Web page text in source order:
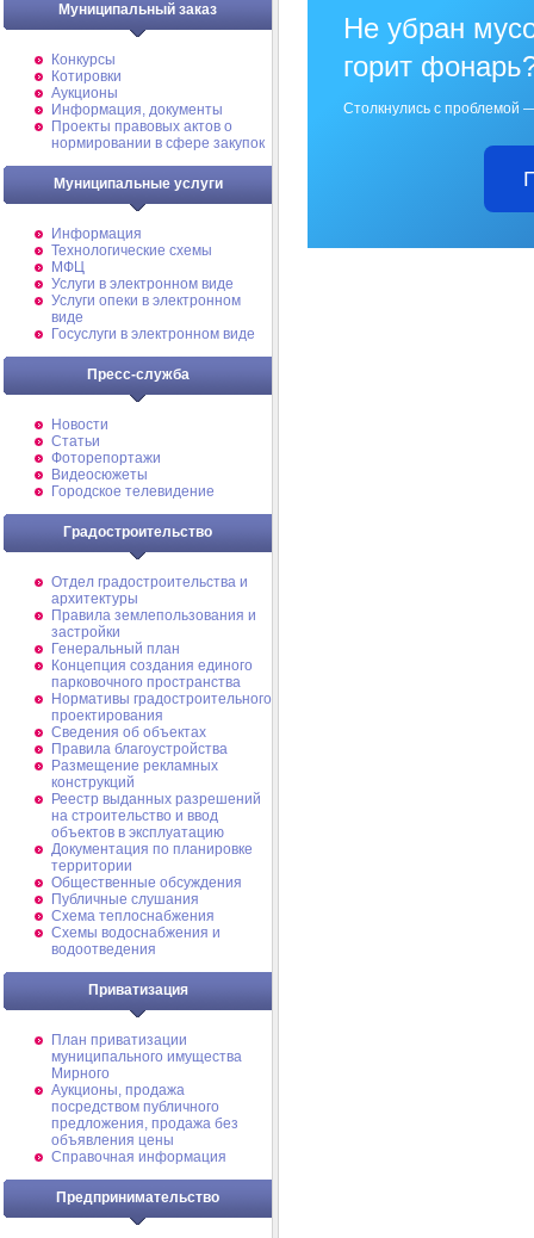
Муниципальный заказ
Конкурсы
Котировки
Аукционы
Информация, документы
Проекты правовых актов о
нормировании в сфере закупок
Муниципальные услуги
Информация
Технологические схемы
МФЦ
Услуги в электронном виде
Услуги опеки в электронном
виде
Госуслуги в электронном виде
Пресс-служба
Новости
Статьи
Фоторепортажи
Видеосюжеты
Городское телевидение
Градостроительство
Отдел градостроительства и
архитектуры
Правила землепользования и
застройки
Генеральный план
Концепция создания единого
парковочного пространства
Нормативы градостроительного
проектирования
Сведения об объектах
Правила благоустройства
Размещение рекламных
конструкций
Реестр выданных разрешений
на строительство и ввод
объектов в эксплуатацию
Документация по планировке
территории
Общественные обсуждения
Публичные слушания
Схема теплоснабжения
Схемы водоснабжения и
водоотведения
Приватизация
План приватизации
муниципального имущества
Мирного
Аукционы, продажа
посредством публичного
предложения, продажа без
объявления цены
Справочная информация
Предпринимательство
Не убран
горит
Столкнулись с проблемой